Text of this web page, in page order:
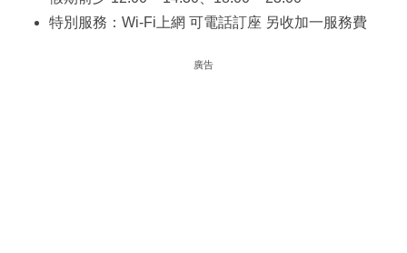
特別服務：Wi-Fi上網 可電話訂座 另收加一服務費
廣告